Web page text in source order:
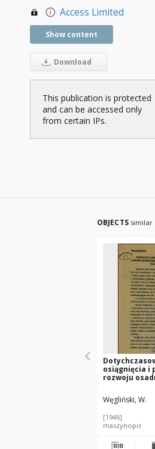
Access Limited
Show content
Download
This publication is protected
and can be accessed only
from certain IPs.
OBJECTS similar
osiągnięcia i
rozwoju
grupowego i
Węgliński, W.
[1946]
maszynopis